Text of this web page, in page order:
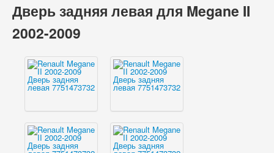
Дверь задняя левая для Megane II
2002-2009